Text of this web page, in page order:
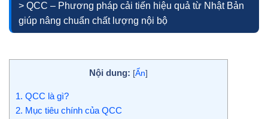
> QCC – Phương pháp cải tiến hiệu quả từ Nhật Bản
giúp nâng chuẩn chất lượng nội bộ
Nội dung: [Ẩn]
1. QCC là gì?
2. Mục tiêu chính của QCC